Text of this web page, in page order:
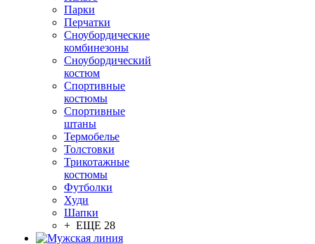
Парки
Перчатки
Сноубордические
комбинезоны
Сноубордический
костюм
Спортивные
костюмы
Спортивные
штаны
Термобелье
Толстовки
Трикотажные
костюмы
Футболки
Худи
Шапки
+ ЕЩЕ 28